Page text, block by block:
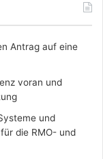
Antrag auf eine
voran und
und
die RMO- und